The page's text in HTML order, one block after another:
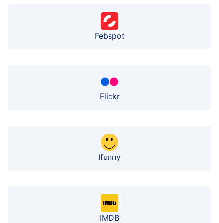
Febspot
Flickr
Ifunny
IMDB